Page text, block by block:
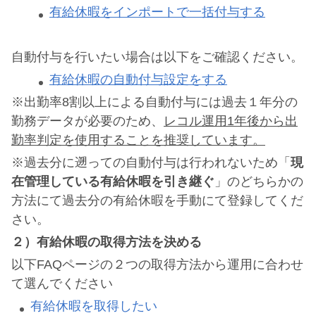
有給休暇をインポートで一括付与する
自動付与を行いたい場合は以下をご確認ください。
有給休暇の自動付与設定をする
※出勤率8割以上による自動付与には過去１年分の
勤務データが必要のため、 レコル運用1年後から出
勤率判定を使用することを推奨しています。
※過去分に遡っての自動付与は行われないため「 現
在管理している有給休暇を引き継ぐ 」のどちらかの
方法にて過去分の有給休暇を手動にて登録してくだ
さい。
２）有給休暇の取得方法を決める
以下FAQページの２つの取得方法から運用に合わせ
て選んでください
有給休暇を取得したい